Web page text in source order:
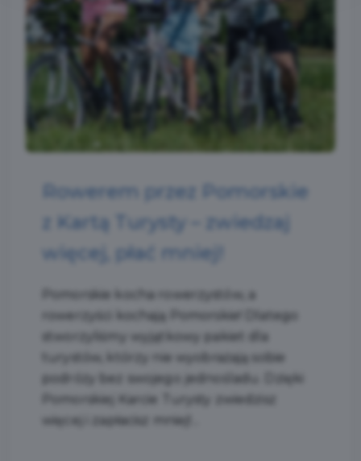
Rowerem przez Pomorskie
z Kartą Turysty – zwiedzaj
więcej, płać mniej!
Pomorskie kocha rowerzystów, a
rowerzyści kochają Pomorskie! Dlatego
stworzyliśmy wyjątkowy pakiet dla
turystów, którzy nie wyobrażają sobie
podróży bez swojego jednośladu. Dzięki
Pomorskiej Karcie Turysty zwiedzisz
więcej i zapłacisz mniej!...